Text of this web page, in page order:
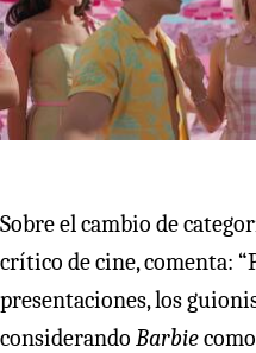
Sobre el cambio de
crítico de cine, comenta:
presentaciones, los
considerando Barbie